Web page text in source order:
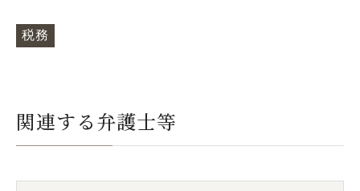
税務
関連する弁護士等